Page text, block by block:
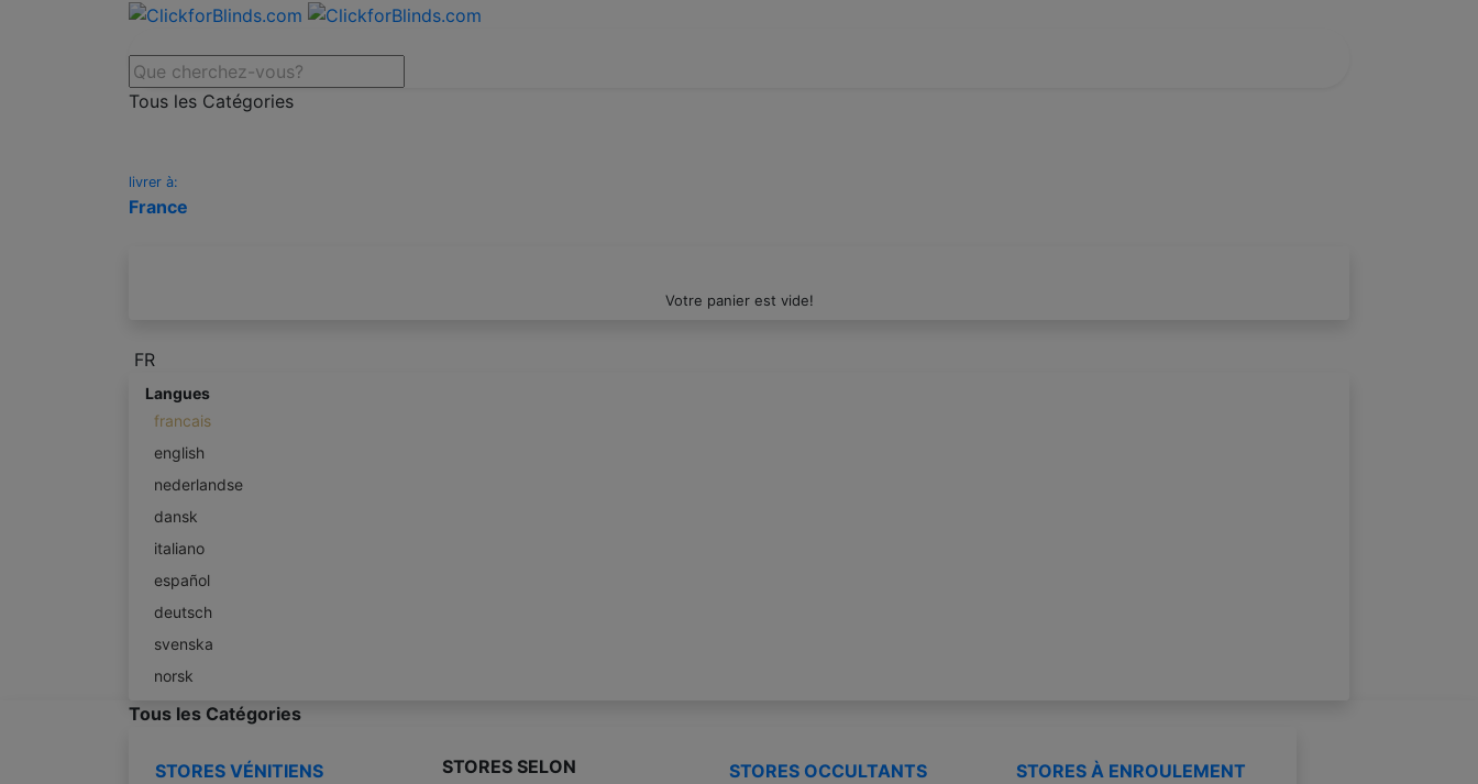
Tous les Catégories
livrer à:
France
Votre panier est vide!
FR
Langues
francais
english
nederlandse
dansk
italiano
español
deutsch
svenska
norsk
Tous les Catégories
STORES VÉNITIENS
STORES SELON
STORES OCCULTANTS
STORES À ENROULEMENT